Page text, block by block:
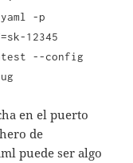
-p
12345
--config
en el puerto
de
puede ser algo